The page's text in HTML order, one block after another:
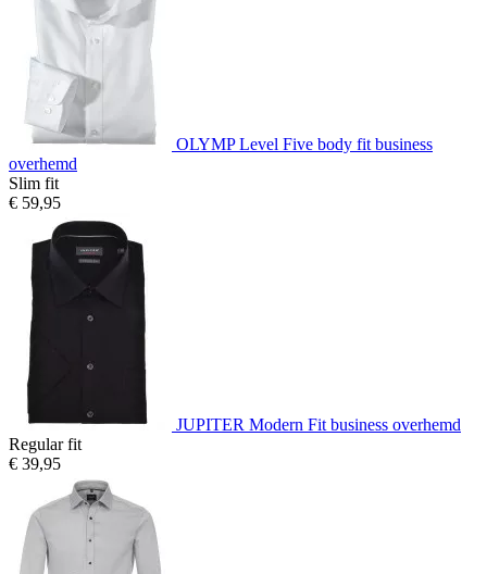
OLYMP Level Five body fit business
overhemd
Slim fit
€ 59,95
JUPITER Modern Fit business overhemd
Regular fit
€ 39,95